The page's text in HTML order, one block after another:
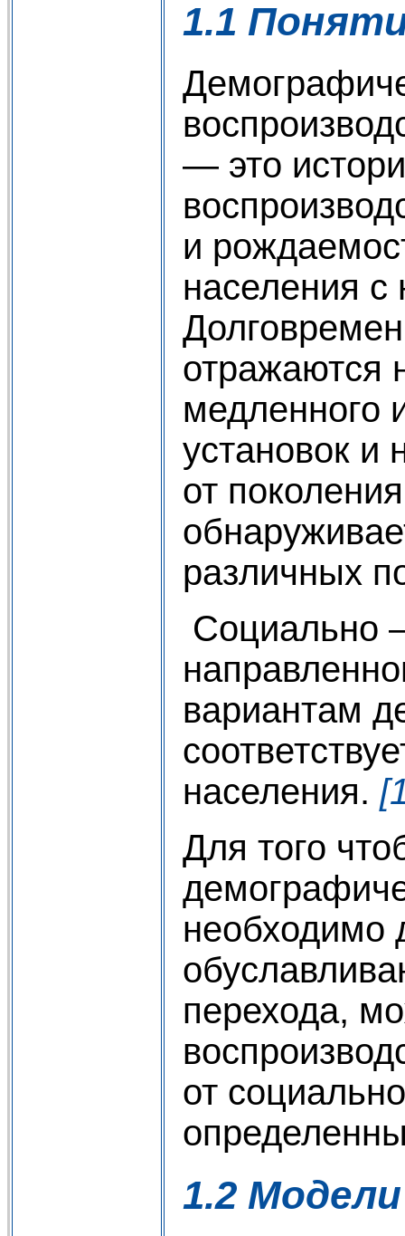
1.1
— это
и
населения с
отражаются
медленного
установок и
от
различных
Социально
вариантам
населения.
Для того
необходимо
перехода,
от
1.2